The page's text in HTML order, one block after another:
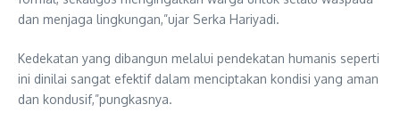
dan menjaga lingkungan,”ujar Serka Hariyadi.
Kedekatan yang dibangun melalui pendekatan humanis seperti
ini dinilai sangat efektif dalam menciptakan kondisi yang aman
dan kondusif,”pungkasnya.